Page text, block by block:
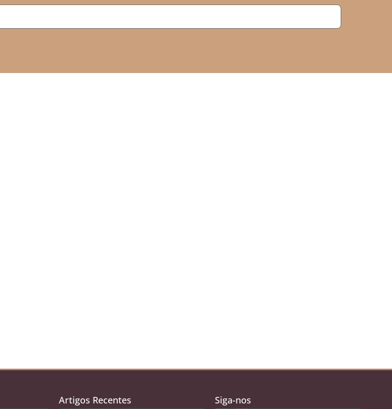
Artigos Recentes Siga-nos